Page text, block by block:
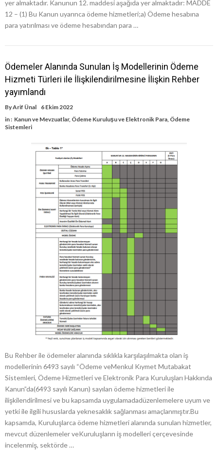
yer almaktadır. Kanunun 12. maddesi aşağıda yer almaktadır: MADDE
12 – (1) Bu Kanun uyarınca ödeme hizmetleri;a) Ödeme hesabına
para yatırılması ve ödeme hesabından para …
Ödemeler Alanında Sunulan İş Modellerinin Ödeme
Hizmeti Türleri ile İlişkilendirilmesine İlişkin Rehber
yayımlandı
ByArif Ünal
6 Ekim 2022
in : Kanun ve Mevzuatlar, Ödeme Kuruluşu ve Elektronik Para, Ödeme
Sistemleri
Bu Rehber ile ödemeler alanında sıklıkla karşılaşılmakta olan iş
modellerinin 6493 sayılı “Ödeme veMenkul Kıymet Mutabakat
Sistemleri, Ödeme Hizmetleri ve Elektronik Para Kuruluşları Hakkında
Kanun”da(6493 sayılı Kanun) sayılan ödeme hizmetleri ile
ilişkilendirilmesi ve bu kapsamda uygulamadadüzenlemelere uyum ve
yetki ile ilgili hususlarda yeknesaklık sağlanması amaçlanmıştır.Bu
kapsamda, Kuruluşlarca ödeme hizmetleri alanında sunulan hizmetler,
mevcut düzenlemeler veKuruluşların iş modelleri çerçevesinde
incelenmiş, sektörde …